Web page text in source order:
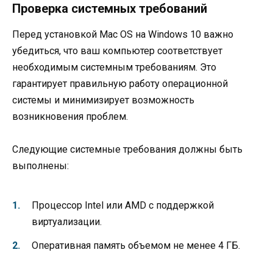
Проверка системных требований
Перед установкой Mac OS на Windows 10 важно
убедиться, что ваш компьютер соответствует
необходимым системным требованиям. Это
гарантирует правильную работу операционной
системы и минимизирует возможность
возникновения проблем.
Следующие системные требования должны быть
выполнены:
Процессор Intel или AMD с поддержкой
виртуализации.
Оперативная память объемом не менее 4 ГБ.